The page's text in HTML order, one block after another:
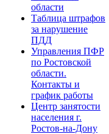
области
Таблица штрафов
за нарушение
ПДД
Управления ПФР
по Ростовской
области.
Контакты и
график работы
Центр занятости
населения г.
Ростов-на-Дону